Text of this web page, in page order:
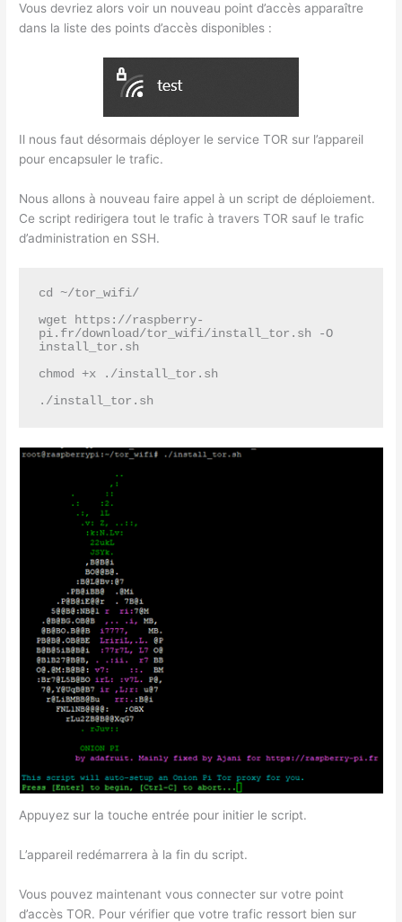
Vous devriez alors voir un nouveau point d’accès apparaître
dans la liste des points d’accès disponibles :
Il nous faut désormais déployer le service TOR sur l’appareil
pour encapsuler le trafic.
Nous allons à nouveau faire appel à un script de déploiement.
Ce script redirigera tout le trafic à travers TOR sauf le trafic
d’administration en SSH.
cd ~/tor_wifi/
wget https://raspberry-
pi.fr/download/tor_wifi/install_tor.sh -O
install_tor.sh
chmod +x ./install_tor.sh
./install_tor.sh
Appuyez sur la touche entrée pour initier le script.
L’appareil redémarrera à la fin du script.
Vous pouvez maintenant vous connecter sur votre point
d’accès TOR. Pour vérifier que votre trafic ressort bien sur